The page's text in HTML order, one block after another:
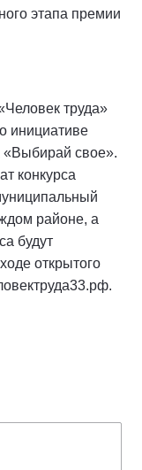
этапа премии
труда»
инициативе
«Выбирай свое».
конкурса
районе, а
будут
открытого